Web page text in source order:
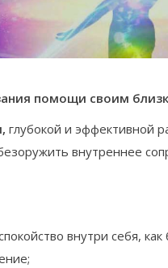
помощи своим
глубокой и эффективной
внутреннее
внутри себя,